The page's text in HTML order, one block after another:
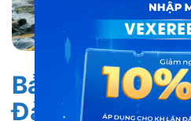
Bảng so sánh
Đà Nẵng